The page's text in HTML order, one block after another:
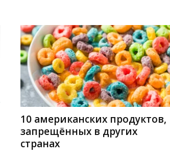
10 американских продуктов,
запрещённых в других
странах